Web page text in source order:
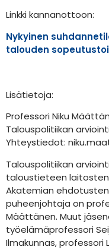
Linkki kannanottoon:
Nykyinen
talouden
Lisätietoja:
Professori Niku
Talouspolitiikan
Yhteystiedot:
Talouspolitiikan
taloustieteen laitosten
Akatemian
puheenjohtaja on
Määttänen. Muut
työelämäprofessori
Ilmakunnas, professori